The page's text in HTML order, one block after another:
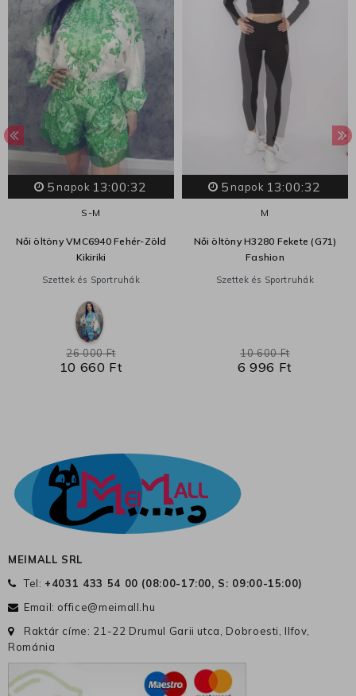
5 napok 13:00:32
S-M
Női öltöny VMC6940 Fehér-Zöld
Kikiriki
Szettek és Sportruhák
10 660 Ft
26 000 Ft
5 napok 13:00:32
M
Női öltöny H3280 Fekete (G71)
Fashion
Szettek és Sportruhák
6 996 Ft
10 600 Ft
MEIMALL SRL
Tel: +4031 433 54 00 (08:00-17:00, S: 09:00-15:00)
Email: office@meimall.hu
Raktár címe: 21-22 Drumul Garii utca, Dobroesti, Ilfov,
Románia